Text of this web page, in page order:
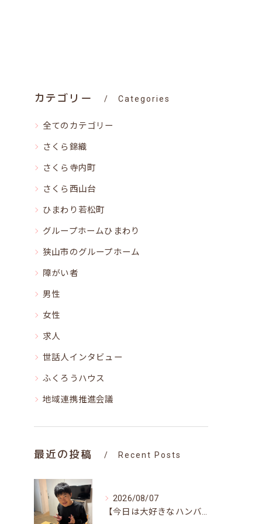
カテゴリー Categories
全てのカテゴリー
さくら錦織
さくら寺内町
さくら西山台
ひまわり若松町
グループホームひまわり
狭山市のグループホーム
障がい者
男性
女性
求人
世話人インタビュー
ふくろうハウス
地域連携推進会議
最近の投稿 Recent Posts
2026/08/07
【今日は大好きなハンバーグ♪笑顔いっぱいの昼食時間(^^)/】